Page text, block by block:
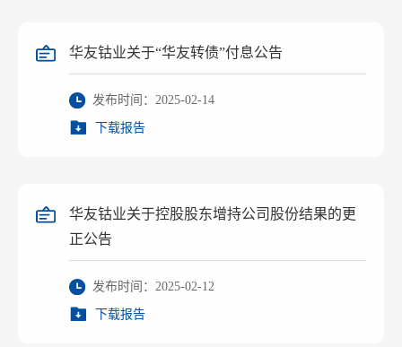
华友钴业关于“华友转债”付息公告
发布时间：2025-02-14
下载报告
华友钴业关于控股股东增持公司股份结果的更
正公告
发布时间：2025-02-12
下载报告